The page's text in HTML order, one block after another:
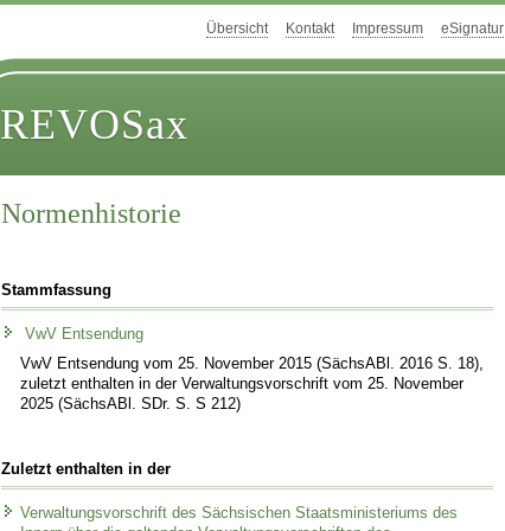
Übersicht Kontakt Impressum eSignatur
REVOSax
Normenhistorie
Stammfassung
VwV Entsendung
VwV Entsendung vom 25. November 2015 (SächsABl. 2016 S. 18),
zuletzt enthalten in der Verwaltungsvorschrift vom 25. November
2025 (SächsABl. SDr. S. S 212)
Zuletzt enthalten in der
Verwaltungsvorschrift des Sächsischen Staatsministeriums des